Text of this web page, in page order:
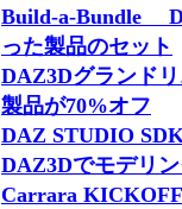
Build-a-Bundle
った製品のセット
DAZ3Dグランド
製品が70%オフ
DAZ STUDIO
DAZ3Dでモデリ
Carrara